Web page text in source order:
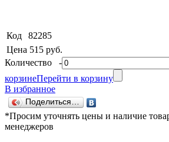
Код
82285
Цена 515 руб.
Количество -
корзинеПерейти в корзину
В избранное
Поделиться…
*Просим уточнять цены и наличие
менеджеров